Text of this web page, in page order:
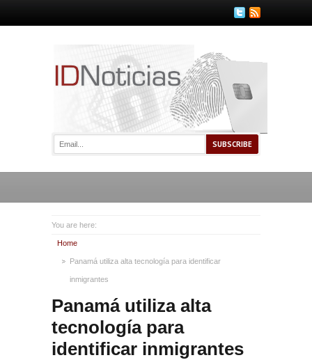
You are here:
Home
Panamá utiliza alta tecnología para identificar
inmigrantes
Panamá utiliza alta
tecnología para
identificar inmigrantes